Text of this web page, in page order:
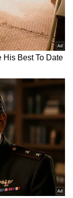
సాధ్యం
చేశారు.
తెలుగు